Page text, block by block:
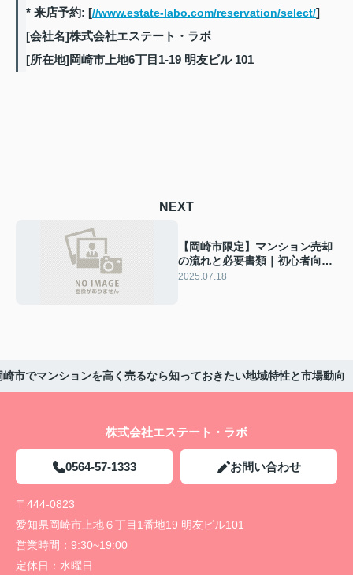
* 来店予約: [//www.estate-labo.com/reservation/select/]
[会社名]株式会社エステート・ラボ
[所在地]岡崎市上地6丁目1-19 明友ビル 101
NEXT
【岡崎市限定】マンション売却
の流れと必要書類｜初心者向け
完全マニュアル
2025.07.18
崎市でマンションを高く売るなら知っておきたい地域特性と市場動向
株式会社エステート・ラボ
0564-57-1333 お問い合わせ
〒444-0823
愛知県岡崎市上地６丁目1番地19 明友ビル101
営業時間： 9:30~19:00
定休日： 水曜日